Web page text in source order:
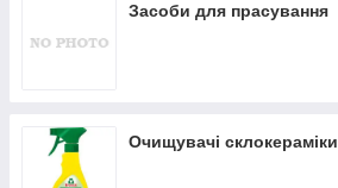
Засоби для прасування
Очищувачі склокераміки